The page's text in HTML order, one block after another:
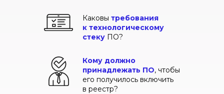
Каковы требования
к технологическому
стеку ПО?
Кому должно
принадлежать ПО, чтобы
его получилось включить
в реестр?